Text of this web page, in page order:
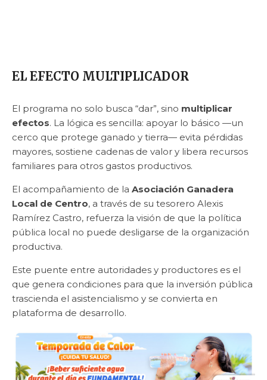
EL EFECTO MULTIPLICADOR
El programa no solo busca “dar”, sino multiplicar
efectos. La lógica es sencilla: apoyar lo básico —un
cerco que protege ganado y tierra— evita pérdidas
mayores, sostiene cadenas de valor y libera recursos
familiares para otros gastos productivos.
El acompañamiento de la Asociación Ganadera
Local de Centro, a través de su tesorero Alexis
Ramírez Castro, refuerza la visión de que la política
pública local no puede desligarse de la organización
productiva.
Este puente entre autoridades y productores es el
que genera condiciones para que la inversión pública
trascienda el asistencialismo y se convierta en
plataforma de desarrollo.